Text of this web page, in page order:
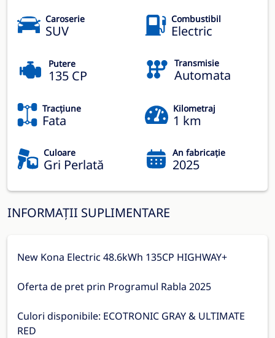
Caroserie
SUV
Combustibil
Electric
Putere
135 CP
Transmisie
Automata
Tracțiune
Fata
Kilometraj
1 km
Culoare
Gri Perlată
An fabricație
2025
INFORMAȚII SUPLIMENTARE
New Kona Electric 48.6kWh 135CP HIGHWAY+
Oferta de pret prin Programul Rabla 2025
Culori disponibile: ECOTRONIC GRAY & ULTIMATE
RED